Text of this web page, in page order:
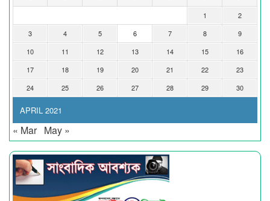
APRIL 2021
1
2
3
4 5 6 7 8
9
10
11 12 13 14 15
16
17
18 19 20 21 22
23
24
25 26 27 28 29 30
« Mar May »